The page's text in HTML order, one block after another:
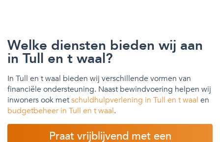
Welke diensten bieden wij aan
in Tull en t waal?
In Tull en t waal bieden wij verschillende vormen van
financiële ondersteuning. Naast bewindvoering helpen wij
inwoners ook metschuldhulpverlening in Tull en t waal en
budgetbeheer in Tull en t waal.
Praat vrijblijvend met een